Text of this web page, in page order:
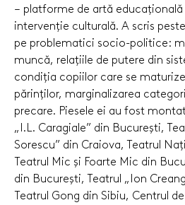
– platforme de artă educațională
intervenție culturală. A scris
pe problematici socio-politice:
muncă, relațiile de putere din
condiția copiilor care se
părinților, marginalizarea
precare. Piesele ei au fost
„I.L. Caragiale” din București,
Sorescu” din Craiova, Teatrul
Teatrul Mic și Foarte Mic din
din București, Teatrul „Ion
Teatrul Gong din Sibiu, Centrul